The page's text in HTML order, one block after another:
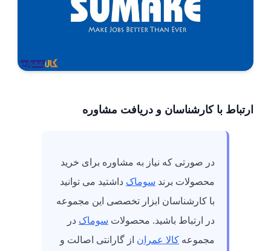
ارتباط با کارشناسان و دریافت مشاوره
در صورتی که نیاز به مشاوره برای خرید
محصولات برند سوماک داشتید می توانید
با کارشناسان ابزار تخصصی این مجموعه
در ارتباط باشید. محصولات سوماک در
مجموعه کالا عمران از گارانتی اصالت و